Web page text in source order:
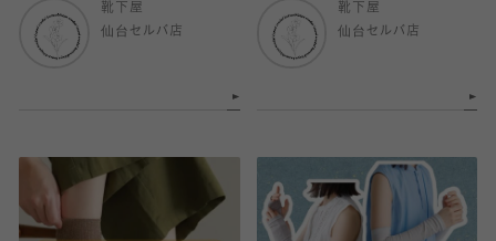
靴下屋
仙台セルバ店
靴下屋
仙台セルバ店